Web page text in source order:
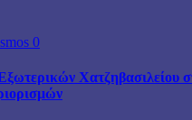
0
Χατζηβασιλείου